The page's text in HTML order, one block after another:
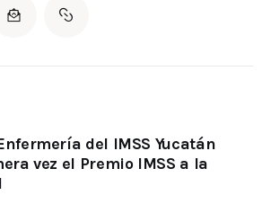
del IMSS Yucatán
vez el Premio IMSS a la